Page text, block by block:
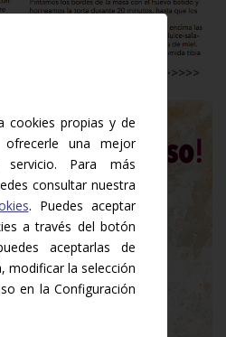
cookies propias y de
una mejor
servicio. Para más
consultar nuestra
. Puedes aceptar
a través del botón
aceptarlas de
modificar la selección
en la Configuración